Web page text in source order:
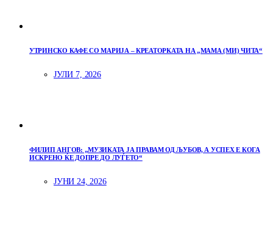
УТРИНСКО КАФЕ СО МАРИЈА – КРЕАТОРКАТА НА „МАМА (МИ) ЧИТА“
ЈУЛИ 7, 2026
ФИЛИП АНГОВ: „МУЗИКАТА ЈА ПРАВАМ ОД ЉУБОВ, А УСПЕХ Е КОГА
ИСКРЕНО ЌЕ ДОПРЕ ДО ЛУЃЕТО“
ЈУНИ 24, 2026